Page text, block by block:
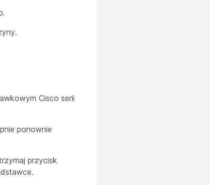
Cisco serii
ponownie
przycisk